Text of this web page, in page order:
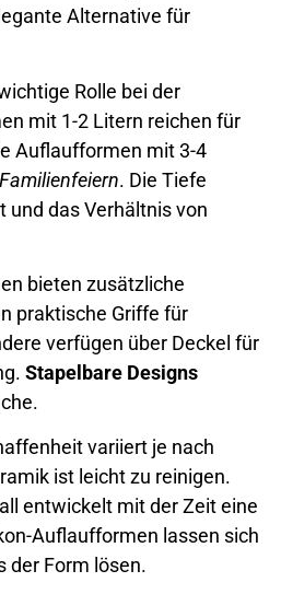
Alternative für
Rolle bei der
mit 1-2 Litern reichen für
Auflaufformen mit 3-4
Familienfeiern. Die Tiefe
und das Verhältnis von
bieten zusätzliche
praktische Griffe für
verfügen über Deckel für
Stapelbare Designs
variiert je nach
ist leicht zu reinigen.
entwickelt mit der Zeit eine
Auflaufformen lassen sich
der Form lösen.